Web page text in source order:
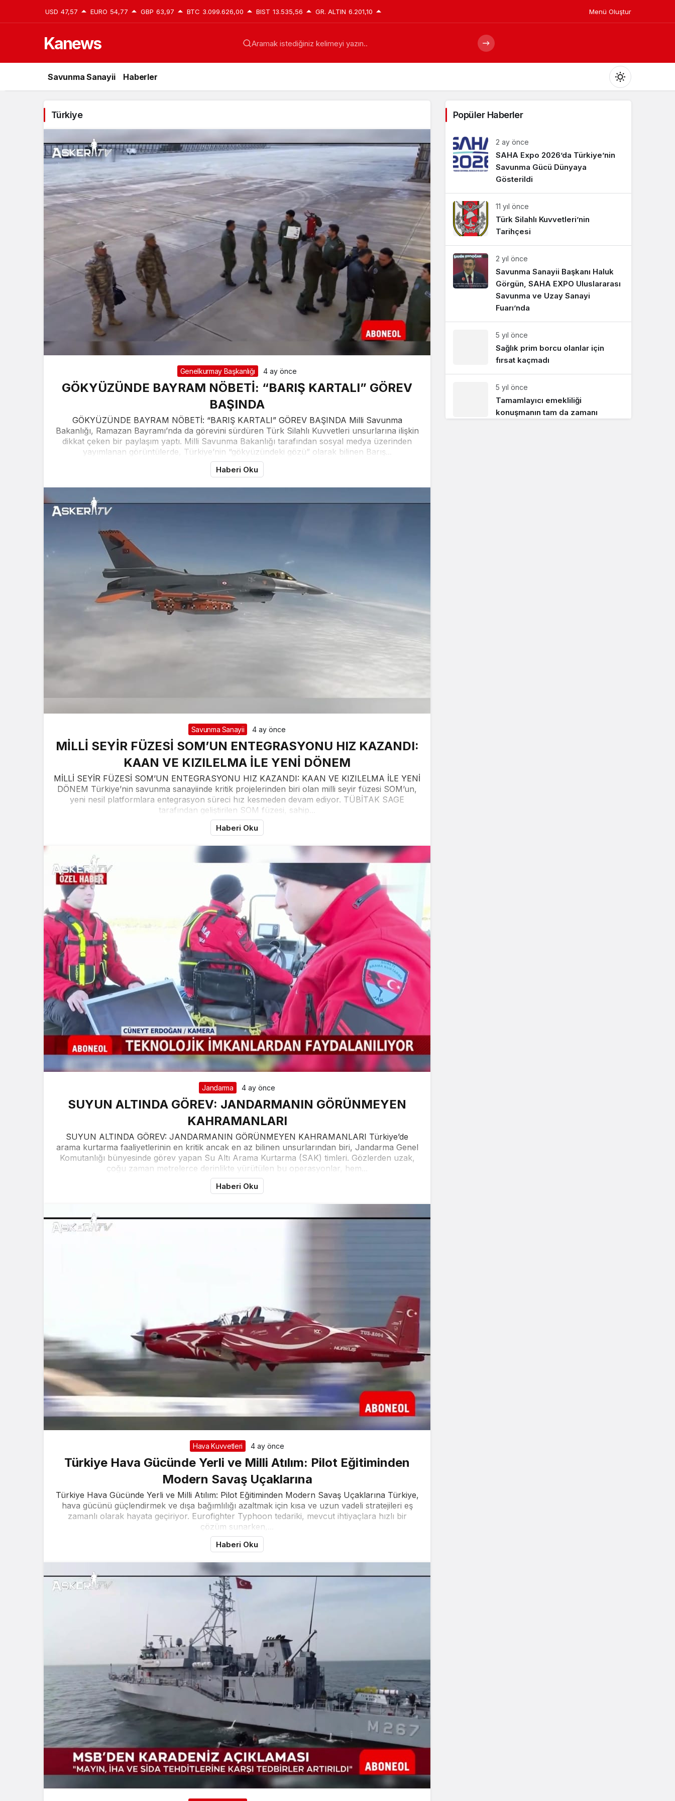
USD 47,57 EURO 54,77 GBP 63,97 BTC 3.099.626,00 BIST 13.535,56 GR. ALTIN 6.201,10 Menü Oluştur
Kanews
Türkiye
Haberleri
Aramak istediğiniz kelimeyi yazın..
Savunma Sanayii Haberler
Mod
değiştir
Gündüz Modu
Gündüz modunu seçin.
Gece modunu seçin.
Sistem Modu
Sistem modunu seçin.
Türkiye
Genelkurmay Başkanlığı 4 ay önce
GÖKYÜZÜNDE BAYRAM NÖBETİ: “BARIŞ KARTALI” GÖREV
BAŞINDA
GÖKYÜZÜNDE BAYRAM NÖBETİ: “BARIŞ KARTALI” GÖREV BAŞINDA Milli Savunma
Bakanlığı, Ramazan Bayramı’nda da görevini sürdüren Türk Silahlı Kuvvetleri unsurlarına ilişkin
dikkat çeken bir paylaşım yaptı. Milli Savunma Bakanlığı tarafından sosyal medya üzerinden
yayımlanan görüntülerde, Türkiye’nin “gökyüzündeki gözü” olarak bilinen Barış...
Haberi Oku
Savunma Sanayii 4 ay önce
MİLLİ SEYİR FÜZESİ SOM’UN ENTEGRASYONU HIZ KAZANDI:
KAAN VE KIZILELMA İLE YENİ DÖNEM
MİLLİ SEYİR FÜZESİ SOM’UN ENTEGRASYONU HIZ KAZANDI: KAAN VE KIZILELMA İLE YENİ
DÖNEM Türkiye’nin savunma sanayiinde kritik projelerinden biri olan milli seyir füzesi SOM’un,
yeni nesil platformlara entegrasyon süreci hız kesmeden devam ediyor. TÜBİTAK SAGE
tarafından geliştirilen SOM füzesi, sahip...
Haberi Oku
Jandarma 4 ay önce
SUYUN ALTINDA GÖREV: JANDARMANIN GÖRÜNMEYEN
KAHRAMANLARI
SUYUN ALTINDA GÖREV: JANDARMANIN GÖRÜNMEYEN KAHRAMANLARI Türkiye’de
arama kurtarma faaliyetlerinin en kritik ancak en az bilinen unsurlarından biri, Jandarma Genel
Komutanlığı bünyesinde görev yapan Su Altı Arama Kurtarma (SAK) timleri. Gözlerden uzak,
çoğu zaman metrelerce derinlikte yürütülen bu operasyonlar, hem...
Haberi Oku
Hava Kuvvetleri 4 ay önce
Türkiye Hava Gücünde Yerli ve Milli Atılım: Pilot Eğitiminden
Modern Savaş Uçaklarına
Türkiye Hava Gücünde Yerli ve Milli Atılım: Pilot Eğitiminden Modern Savaş Uçaklarına Türkiye,
hava gücünü güçlendirmek ve dışa bağımlılığı azaltmak için kısa ve uzun vadeli stratejileri eş
zamanlı olarak hayata geçiriyor. Eurofighter Typhoon tedariki, mevcut ihtiyaçlara hızlı bir
çözüm sunarken,...
Haberi Oku
Popüler Haberler
2 ay önce
SAHA Expo 2026’da Türkiye’nin
Savunma Gücü Dünyaya
Gösterildi
11 yıl önce
Türk Silahlı Kuvvetleri’nin
Tarihçesi
2 yıl önce
Savunma Sanayii Başkanı Haluk
Görgün, SAHA EXPO Uluslararası
Savunma ve Uzay Sanayi
Fuarı’nda
5 yıl önce
Sağlık prim borcu olanlar için
fırsat kaçmadı
5 yıl önce
Tamamlayıcı emekliliği
konuşmanın tam da zamanı